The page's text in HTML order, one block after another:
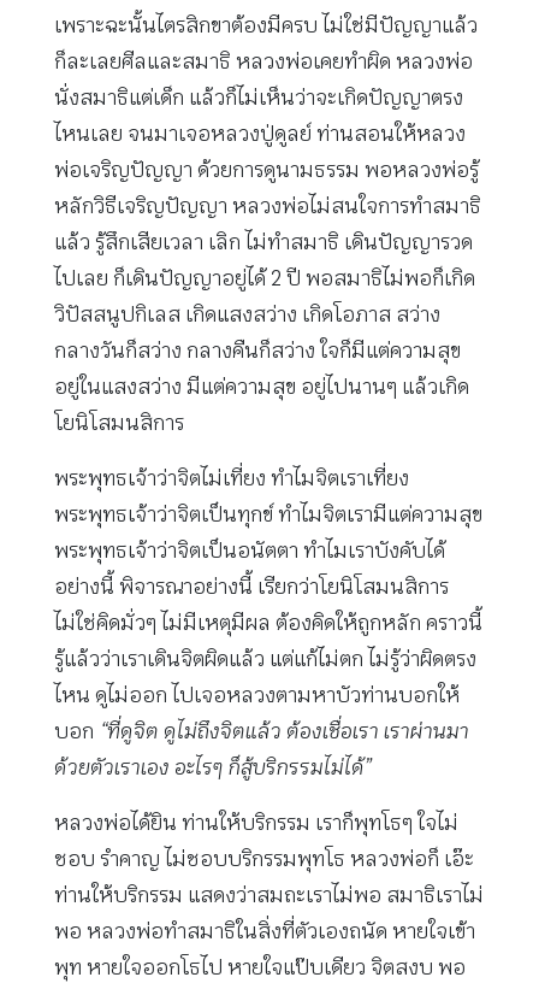
เพราะฉะนั้นไตรสิกขาต้องมีครบ ไม่ใช่มีปัญญาแล้ว
ก็ละเลยศีลและสมาธิ หลวงพ่อเคยทำผิด หลวงพ่อ
นั่งสมาธิแต่เด็ก แล้วก็ไม่เห็นว่าจะเกิดปัญญาตรง
ไหนเลย จนมาเจอหลวงปู่ดูลย์ ท่านสอนให้หลวง
พ่อเจริญปัญญา ด้วยการดูนามธรรม พอหลวงพ่อรู้
หลักวิธีเจริญปัญญา หลวงพ่อไม่สนใจการทำสมาธิ
แล้ว รู้สึกเสียเวลา เลิก ไม่ทำสมาธิ เดินปัญญารวด
ไปเลย ก็เดินปัญญาอยู่ได้ 2 ปี พอสมาธิไม่พอก็เกิด
วิปัสสนูปกิเลส เกิดแสงสว่าง เกิดโอภาส สว่าง
กลางวันก็สว่าง กลางคืนก็สว่าง ใจก็มีแต่ความสุข
อยู่ในแสงสว่าง มีแต่ความสุข อยู่ไปนานๆ แล้วเกิด
โยนิโสมนสิการ
พระพุทธเจ้าว่าจิตไม่เที่ยง ทำไมจิตเราเที่ยง
พระพุทธเจ้าว่าจิตเป็นทุกข์ ทำไมจิตเรามีแต่ความสุข
พระพุทธเจ้าว่าจิตเป็นอนัตตา ทำไมเราบังคับได้
อย่างนี้ พิจารณาอย่างนี้ เรียกว่าโยนิโสมนสิการ
ไม่ใช่คิดมั่วๆ ไม่มีเหตุมีผล ต้องคิดให้ถูกหลัก คราวนี้
รู้แล้วว่าเราเดินจิตผิดแล้ว แต่แก้ไม่ตก ไม่รู้ว่าผิดตรง
ไหน ดูไม่ออก ไปเจอหลวงตามหาบัวท่านบอกให้
บอก “ที่ดูจิต ดูไม่ถึงจิตแล้ว ต้องเชื่อเรา เราผ่านมา
ด้วยตัวเราเอง อะไรๆ ก็สู้บริกรรมไม่ได้”
หลวงพ่อได้ยิน ท่านให้บริกรรม เราก็พุทโธๆ ใจไม่
ชอบ รำคาญ ไม่ชอบบริกรรมพุทโธ หลวงพ่อก็ เอ๊ะ
ท่านให้บริกรรม แสดงว่าสมถะเราไม่พอ สมาธิเราไม่
พอ หลวงพ่อทำสมาธิในสิ่งที่ตัวเองถนัด หายใจเข้า
พุท หายใจออกโธไป หายใจแป๊บเดียว จิตสงบ พอ